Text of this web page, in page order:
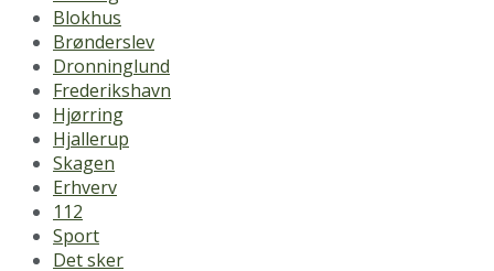
Blokhus
Brønderslev
Dronninglund
Frederikshavn
Hjørring
Hjallerup
Skagen
Erhverv
112
Sport
Det sker